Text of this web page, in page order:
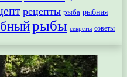
рецепты рыба рыбная
рыбы секреты советы